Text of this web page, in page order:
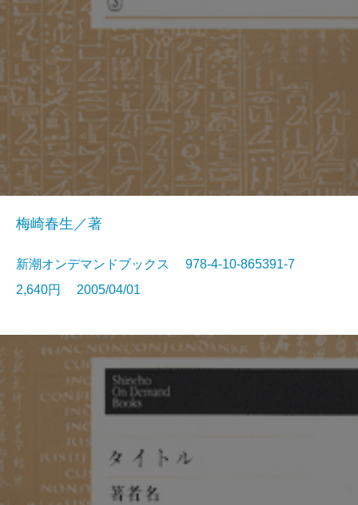
梅崎春生／著
新潮オンデマンドブックス 978-4-10-865391-7
2,640円 2005/04/01